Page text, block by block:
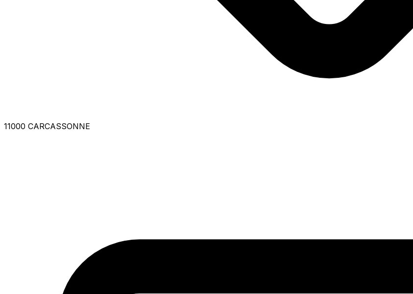
11000 CARCASSONNE